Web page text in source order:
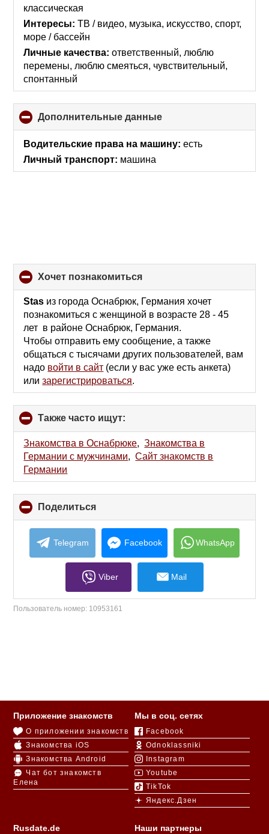
классическая
Интересы: ТВ / видео, музыка, искусcтво, спорт,
море / бассейн
Личные качества: ответственный, люблю
перемены, люблю смеяться, чувствительный,
спонтанный
Дополнительные данные
to
collapse
Водительские права на машину: есть
Личный транспорт: машина
хочет познакомиться
to
collapse
contents
Stas из города Оснабрюк, Германия хочет
познакомиться с женщиной в возрасте 28 - 45
лет в районе Оснабрюк, Германия.
Чтобы отправить ему сообщение, а также
общаться с тысячами других пользователей, вам
надо войти в сайт (если у вас уже есть анкета)
илизарегистрироваться.
Также часто ищут:
to
collapse
contents
Знакомства в Оснабрюке,Знакомства в
Германии с мужчинами,Сайт знакомств в
Германии
Поделиться
to
collapse
contents
Telegram Facebook WhatsApp
Viber Mail
Пользователь номер: 10953161
Rusdate.de
Приложение знакомств
О приложении знакомств
Знакомства iOS
Знакомства Android
Чат бот знакомств
Елена
Мы в соц. сетях
Facebook
Odnoklassniki
Instagram
Youtube
TikTok
Яндекс.Дзен
Наши партнеры